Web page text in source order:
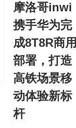
摩洛哥inwi
携手华为完
成8T8R商
部署，打造
高铁场景移
动体验新标
杆